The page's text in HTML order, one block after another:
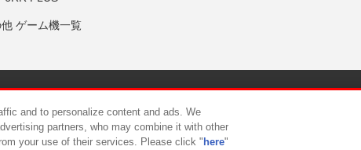
ゲーム機一覧
について カスタマーハラスメント対応方針
and to personalize content and ads. We
partners, who may combine it with other
your use of their services. Please click " here"